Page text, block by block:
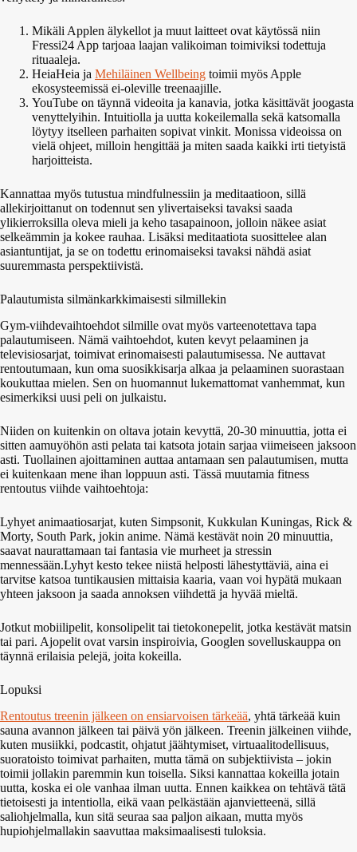
Mikäli Applen älykellot ja muut laitteet ovat käytössä niin
Fressi24 App tarjoaa laajan valikoiman toimiviksi todettuja
rituaaleja.
HeiaHeia ja Mehiläinen Wellbeing toimii myös Apple
ekosysteemissä ei-oleville treenaajille.
YouTube on täynnä videoita ja kanavia, jotka käsittävät joogasta
venyttelyihin. Intuitiolla ja uutta kokeilemalla sekä katsomalla
löytyy itselleen parhaiten sopivat vinkit. Monissa videoissa on
vielä ohjeet, milloin hengittää ja miten saada kaikki irti tietyistä
harjoitteista.
Kannattaa myös tutustua mindfulnessiin ja meditaatioon, sillä
allekirjoittanut on todennut sen ylivertaiseksi tavaksi saada
ylikierroksilla oleva mieli ja keho tasapainoon, jolloin näkee asiat
selkeämmin ja kokee rauhaa. Lisäksi meditaatiota suosittelee alan
asiantuntijat, ja se on todettu erinomaiseksi tavaksi nähdä asiat
suuremmasta perspektiivistä.
Palautumista silmänkarkkimaisesti silmillekin
Gym-viihdevaihtoehdot silmille ovat myös varteenotettava tapa
palautumiseen. Nämä vaihtoehdot, kuten kevyt pelaaminen ja
televisiosarjat, toimivat erinomaisesti palautumisessa. Ne auttavat
rentoutumaan, kun oma suosikkisarja alkaa ja pelaaminen suorastaan
koukuttaa mielen. Sen on huomannut lukemattomat vanhemmat, kun
esimerkiksi uusi peli on julkaistu.
Niiden on kuitenkin on oltava jotain kevyttä, 20-30 minuuttia, jotta ei
sitten aamuyöhön asti pelata tai katsota jotain sarjaa viimeiseen jaksoon
asti. Tuollainen ajoittaminen auttaa antamaan sen palautumisen, mutta
ei kuitenkaan mene ihan loppuun asti. Tässä muutamia fitness
rentoutus viihde vaihtoehtoja:
Lyhyet animaatiosarjat, kuten Simpsonit, Kukkulan Kuningas, Rick &
Morty, South Park, jokin anime. Nämä kestävät noin 20 minuuttia,
saavat naurattamaan tai fantasia vie murheet ja stressin
mennessään.Lyhyt kesto tekee niistä helposti lähestyttäviä, aina ei
tarvitse katsoa tuntikausien mittaisia kaaria, vaan voi hypätä mukaan
yhteen jaksoon ja saada annoksen viihdettä ja hyvää mieltä.
Jotkut mobiilipelit, konsolipelit tai tietokonepelit, jotka kestävät matsin
tai pari. Ajopelit ovat varsin inspiroivia, Googlen sovelluskauppa on
täynnä erilaisia pelejä, joita kokeilla.
Lopuksi
Rentoutus treenin jälkeen on ensiarvoisen tärkeää, yhtä tärkeää kuin
sauna avannon jälkeen tai päivä yön jälkeen. Treenin jälkeinen viihde,
kuten musiikki, podcastit, ohjatut jäähtymiset, virtuaalitodellisuus,
suoratoisto toimivat parhaiten, mutta tämä on subjektiivista – jokin
toimii jollakin paremmin kun toisella. Siksi kannattaa kokeilla jotain
uutta, koska ei ole vanhaa ilman uutta. Ennen kaikkea on tehtävä tätä
tietoisesti ja intentiolla, eikä vaan pelkästään ajanvietteenä, sillä
saliohjelmalla, kun sitä seuraa saa paljon aikaan, mutta myös
hupiohjelmallakin saavuttaa maksimaalisesti tuloksia.